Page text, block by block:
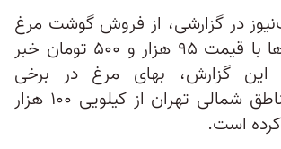
در گزارشی، از فروش گوشت مرغ
در خرده‌فروشی‌ها با قیمت ۹۵ هزار و ۵۰۰ تومان خبر
این گزارش، بهای مرغ در برخی
فروشگاه‌های مناطق شمالی تهران از کیلویی ۱۰۰ هزار
است.